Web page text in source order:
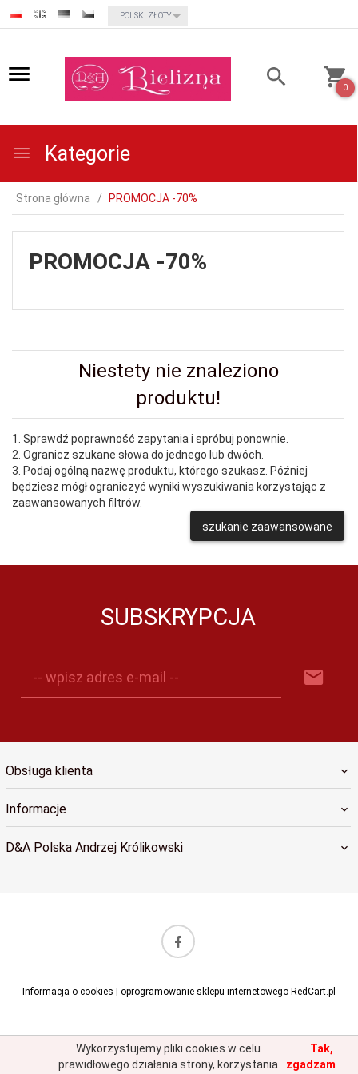
currency_h
POLSKI ZŁOTY
0
Kategorie
Strona główna PROMOCJA -70%
PROMOCJA -70%
Niestety nie znaleziono
produktu!
1. Sprawdź poprawność zapytania i spróbuj ponownie.
2. Ogranicz szukane słowa do jednego lub dwóch.
3. Podaj ogólną nazwę produktu, którego szukasz. Później
będziesz mógł ograniczyć wyniki wyszukiwania korzystając z
zaawansowanych filtrów.
szukanie zaawansowane
SUBSKRYPCJA
-- wpisz adres e-mail --
Obsługa klienta
Informacje
D&A Polska Andrzej Królikowski
Informacja o cookies oprogramowanie sklepu internetowego RedCart.pl
Wykorzystujemy pliki cookies w celu
prawidłowego działania strony, korzystania
Tak,
zgadzam